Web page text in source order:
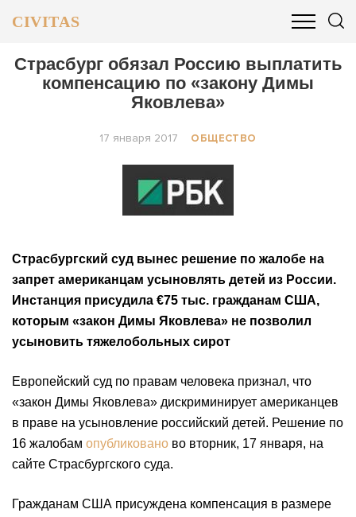
CIVITAS
ОБЩЕСТВО БИЗНЕС И ФИНАНСЫ
Страсбург обязал Россию выплатить
компенсацию по «закону Димы
Яковлева»
17 января 2017 ОБЩЕСТВО
Страсбургский суд вынес решение по жалобе на
запрет американцам усыновлять детей из России.
Инстанция присудила €75 тыс. гражданам США,
которым «закон Димы Яковлева» не позволил
усыновить тяжелобольных сирот
Европейский суд по правам человека признал, что
«закон Димы Яковлева» дискриминирует американцев
в праве на усыновление российский детей. Решение по
16 жалобам опубликовано во вторник, 17 января, на
сайте Страсбургского суда.
Гражданам США присуждена компенсация в размере